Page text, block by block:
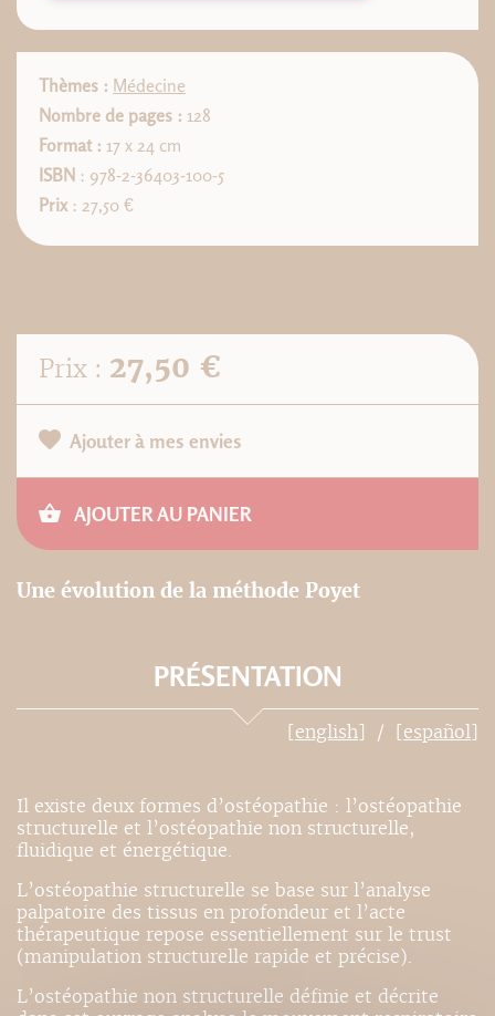
Thèmes : Médecine
Nombre de pages : 128
Format : 17 x 24 cm
ISBN : 978-2-36403-100-5
Prix : 27,50 €
Prix : 27,50 €
Ajouter à mes envies
AJOUTER AU PANIER
Une évolution de la méthode Poyet
PRÉSENTATION
[english] [español]
Il existe deux formes d’ostéopathie : l’ostéopathie
structurelle et l’ostéopathie non structurelle,
fluidique et énergétique.
L’ostéopathie structurelle se base sur l’analyse
palpatoire des tissus en profondeur et l’acte
thérapeutique repose essentiellement sur le trust
(manipulation structurelle rapide et précise).
L’ostéopathie non structurelle définie et décrite